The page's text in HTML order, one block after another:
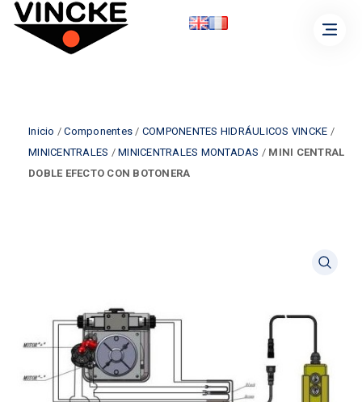
Inicio /Componentes / COMPONENTES HIDRÁULICOS VINCKE /
MINICENTRALES / MINICENTRALES MONTADAS / MINI CENTRAL
DOBLE EFECTO CON BOTONERA